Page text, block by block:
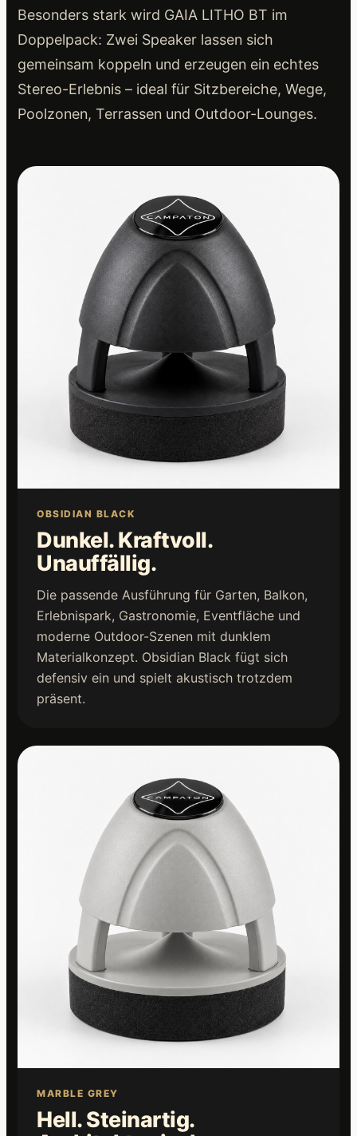
Besonders stark wird GAIA LITHO BT im
Doppelpack: Zwei Speaker lassen sich
gemeinsam koppeln und erzeugen ein echtes
Stereo-Erlebnis – ideal für Sitzbereiche, Wege,
Poolzonen, Terrassen und Outdoor-Lounges.
OBSIDIAN BLACK
Dunkel. Kraftvoll.
Unauffällig.
Die passende Ausführung für Garten, Balkon,
Erlebnispark, Gastronomie, Eventfläche und
moderne Outdoor-Szenen mit dunklem
Materialkonzept. Obsidian Black fügt sich
defensiv ein und spielt akustisch trotzdem
präsent.
MARBLE GREY
Hell. Steinartig.